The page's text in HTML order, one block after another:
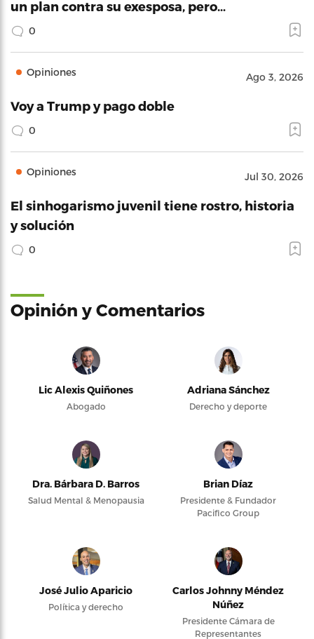
un plan contra su exesposa, pero…
0
Opiniones Ago 3, 2026
Voy a Trump y pago doble
0
Opiniones Jul 30, 2026
El sinhogarismo juvenil tiene rostro, historia
y solución
0
Opinión y Comentarios
Lic Alexis Quiñones
Abogado
Adriana Sánchez
Derecho y deporte
Dra. Bárbara D. Barros
Salud Mental & Menopausia
Brian Díaz
Presidente & Fundador
Pacifico Group
José Julio Aparicio
Política y derecho
Carlos Johnny Méndez
Núñez
Presidente Cámara de
Representantes